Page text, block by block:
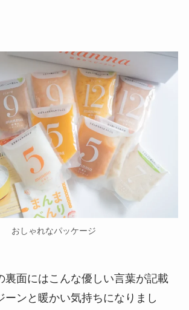
おしゃれなパッケージ
裏面にはこんな優しい言葉が記載
ーンと暖かい気持ちになりまし